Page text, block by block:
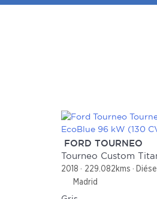
FORD TOURNEO
2018 229.082kms Diésel
Madrid